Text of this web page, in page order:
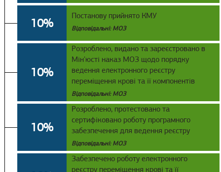
10% Постанову прийнято КМУ
Відповідальні: МОЗ
10%
Розроблено, видано та зареєстровано в
Мін'юсті наказ МОЗ щодо порядку
ведення електронного реєстру
переміщення крові та її компонентів
Відповідальні: МОЗ
10%
Розроблено, протестовано та
сертифіковано роботу програмного
забезпечення для ведення реєстру
Відповідальні: МОЗ
Забезпечено роботу електронного
реєстру переміщення крові та її